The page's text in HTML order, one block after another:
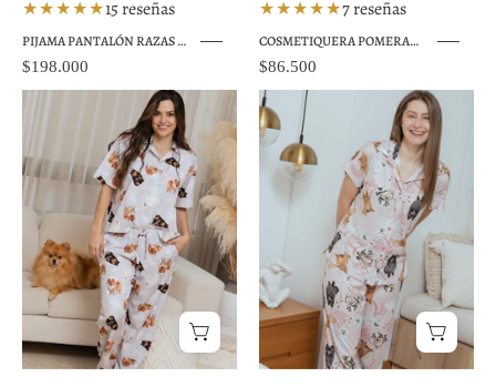
★★★★★15 reseñas
PIJAMA PANTALÓN RAZAS PEQUEÑAS LILA TP0041
$198.000
★★★★★7 reseñas
COSMETIQUERA POMERANIA GRIS CTK001
$86.500
Pijama
pantalón
perros
Pomerania
gris
PIJAMA
PANTALÓN
POMERANIA
ROSADO
TP0083